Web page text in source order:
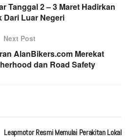
Tanggal 2 – 3 Maret Hadirkan
Dari Luar Negeri
Next Post
AlanBikers.com Merekat
dan Road Safety
Leapmotor Resmi Memulai Perakitan Lokal